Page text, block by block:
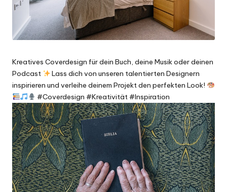
Kreatives Coverdesign für dein Buch, deine Musik oder deinen
Podcast
Lass dich von unseren talentierten Designern
inspirieren und verleihe deinem Projekt den perfekten Look!
#Coverdesign #Kreativität #Inspiration